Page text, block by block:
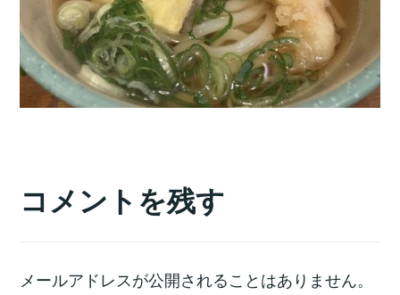
コメントを残す
メールアドレスが公開されることはありません。